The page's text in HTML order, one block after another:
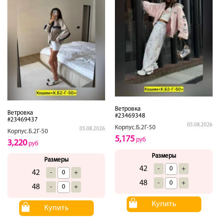
Ветровка
#23469437
Корпус.Б.2Г-50
05.08.2026
3,220руб
Размеры
42 - +
48 - +
Купить
Ветровка
#23469348
Корпус.Б.2Г-50
05.08.2026
5,175 руб
Размеры
42 - +
48 - +
Купить